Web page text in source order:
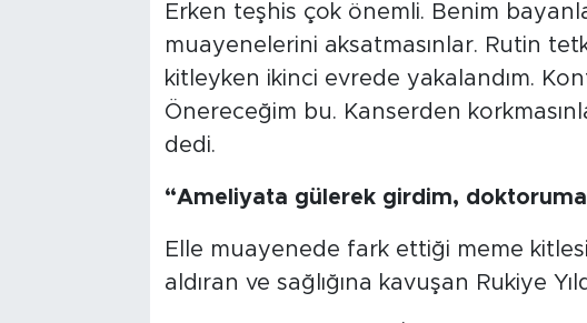
Erken teşhis çok önemli. Benim
muayenelerini aksatmasınlar. Rutin
kitleyken ikinci evrede yakalandım.
Önereceğim bu. Kanserden
dedi.
“Ameliyata gülerek girdim,
Elle muayenede fark ettiği meme
aldıran ve sağlığına kavuşan Rukiye